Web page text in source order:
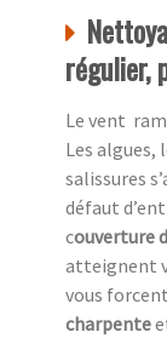
régulier,
Le vent
Les
salissures
défaut
couverture
atteignent
vous
charpente